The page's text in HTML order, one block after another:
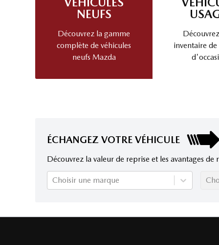
NEUFS
Découvrez la gamme
complète de véhicules
neufs Mazda
inventaire de
ÉCHANGEZ VOTRE VÉHICULE
Découvrez la valeur de reprise et les avantages
Choisir une marque